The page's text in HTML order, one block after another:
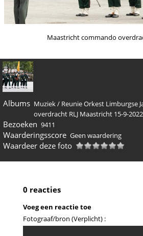
Maastricht commando
Albums Muziek/ Reunie Orkest Limburgse
overdracht RLJ Maastricht 15-9-2022
Bezoeken 9411
Waarderingsscore Geen waardering
Waardeer deze foto
0 reacties
Voeg een reactie toe
Fotograaf/bron (Verplicht) :